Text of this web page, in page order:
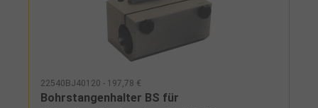
22540BJ40120 - 197,78 €
Bohrstangenhalter BS für